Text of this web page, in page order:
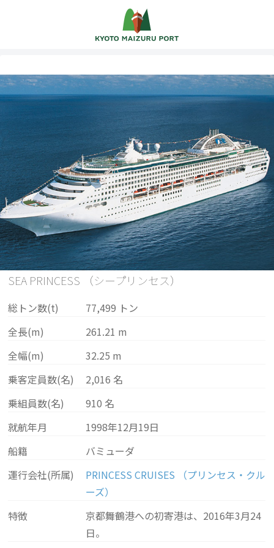
SEA PRINCESS （シープリンセス）
総トン数(t)
77,499 トン
全長(m)
261.21 m
全幅(m)
32.25 m
乗客定員数(名)
2,016 名
乗組員数(名)
910 名
就航年月
1998年12月19日
船籍
バミューダ
運行会社(所属)
PRINCESS CRUISES （プリンセス・クル
ーズ）
特徴
京都舞鶴港への初寄港は、2016年3月24
日。